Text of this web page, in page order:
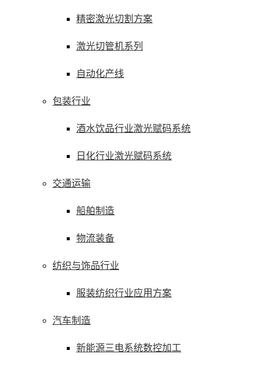
精密激光切割方案
激光切管机系列
自动化产线
包装行业
酒水饮品行业激光赋码系统
日化行业激光赋码系统
交通运输
船舶制造
物流装备
纺织与饰品行业
服装纺织行业应用方案
汽车制造
新能源三电系统数控加工